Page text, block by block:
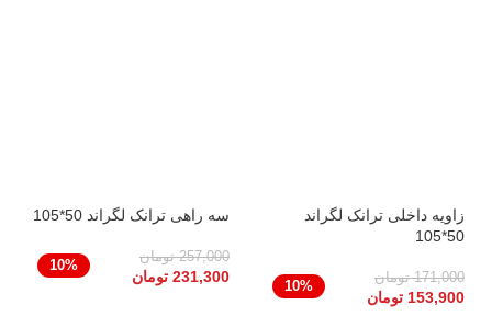
زاویه داخلی ترانک لگراند
50*105
171,000 تومان
153,900 تومان
10%
سه راهی ترانک لگراند 50*105
257,000 تومان
231,300 تومان
10%